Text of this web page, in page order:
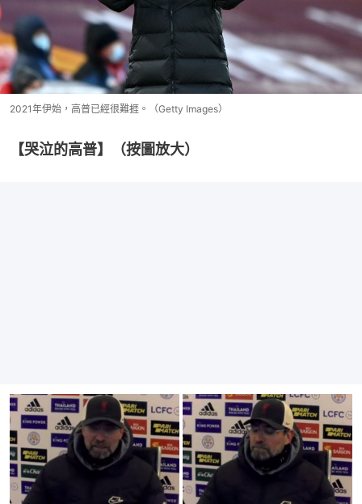
2021年伊始，高普已經很難捱。（Getty Images）
【哭泣的高普】（按圖放大）